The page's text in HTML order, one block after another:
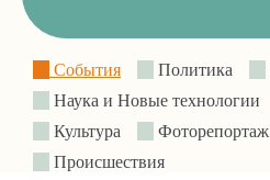
События Политика
Наука и Новые технологии
Культура
Фоторепортаж
Происшествия